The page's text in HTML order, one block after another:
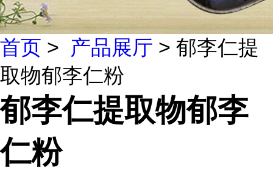
首页 > 产品展厅 > 郁李仁提
取物郁李仁粉
郁李仁提取物郁李
仁粉